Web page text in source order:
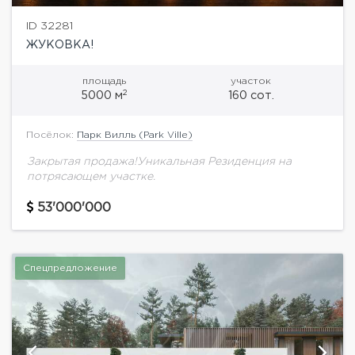
ID 32281
ЖУКОВКА!
площадь
5000 м2
участок
160 сот.
Посёлок: Парк Вилль (Park Ville)
Закрытая продажа!Уникальная Резиденция на
потрясающем участке.
53'000'000
Спецпредложение